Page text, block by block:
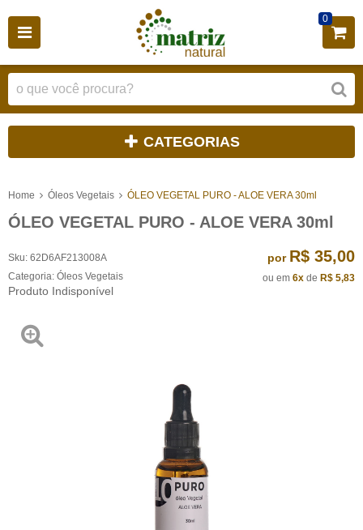
0
CATEGORIAS
Home Óleos Vegetais ÓLEO VEGETAL PURO - ALOE VERA 30ml
ÓLEO VEGETAL PURO - ALOE VERA 30ml
Sku: 62D6AF213008A
Categoria: Óleos Vegetais
Produto Indisponível
por R$ 35,00
ou em 6x de R$ 5,83